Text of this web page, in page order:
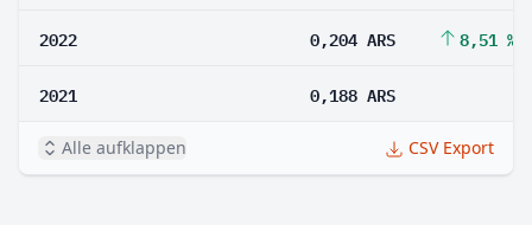
2022 0,204 ARS 8,51 %
2021 0,188 ARS
Alle aufklappen CSV Export